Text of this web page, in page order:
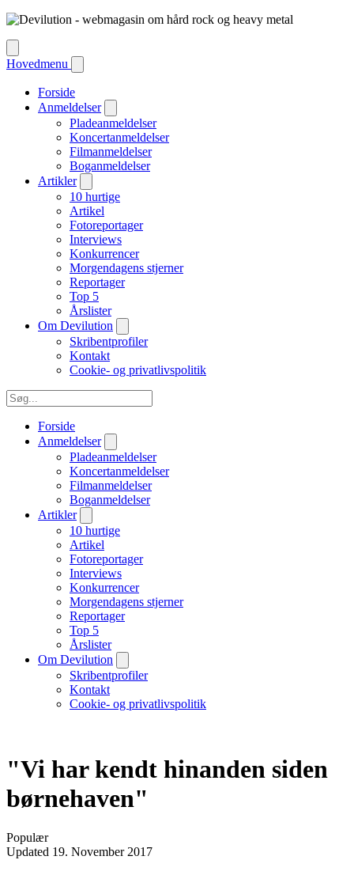
Hovedmenu
Forside
Anmeldelser
Pladeanmeldelser
Koncertanmeldelser
Filmanmeldelser
Boganmeldelser
Artikler
10 hurtige
Artikel
Fotoreportager
Interviews
Konkurrencer
Morgendagens stjerner
Reportager
Top 5
Årslister
Om Devilution
Skribentprofiler
Kontakt
Cookie- og privatlivspolitik
Forside
Anmeldelser
Pladeanmeldelser
Koncertanmeldelser
Filmanmeldelser
Boganmeldelser
Artikler
10 hurtige
Artikel
Fotoreportager
Interviews
Konkurrencer
Morgendagens stjerner
Reportager
Top 5
Årslister
Om Devilution
Skribentprofiler
Kontakt
Cookie- og privatlivspolitik
"Vi har kendt hinanden siden
børnehaven"
Populær
Updated 19. November 2017